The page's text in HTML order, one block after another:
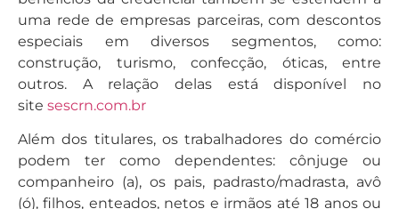
uma rede de empresas parceiras, com descontos
especiais em diversos segmentos, como:
construção, turismo, confecção, óticas, entre
outros. A relação delas está disponível no
site sescrn.com.br
Além dos titulares, os trabalhadores do comércio
podem ter como dependentes: cônjuge ou
companheiro (a), os pais, padrasto/madrasta, avô
(ó), filhos, enteados, netos e irmãos até 18 anos ou